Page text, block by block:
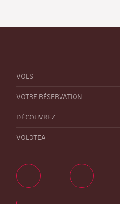
VOLS
VOTRE RÉSERVATION
DÉCOUVREZ
VOLOTEA